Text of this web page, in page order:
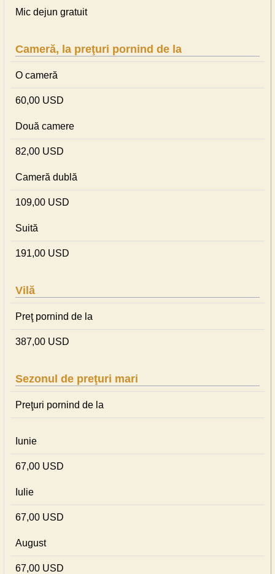
Mic dejun gratuit
Cameră, la preţuri pornind de la
O cameră
60,00 USD
Două camere
82,00 USD
Cameră dublă
109,00 USD
Suită
191,00 USD
Vilă
Preţ pornind de la
387,00 USD
Sezonul de preţuri mari
Preţuri pornind de la
Iunie
67,00 USD
Iulie
67,00 USD
August
67,00 USD